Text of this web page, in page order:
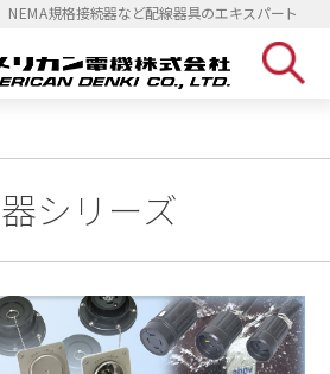
NEMA規格接続器など配線器具のエキスパート
シリーズ